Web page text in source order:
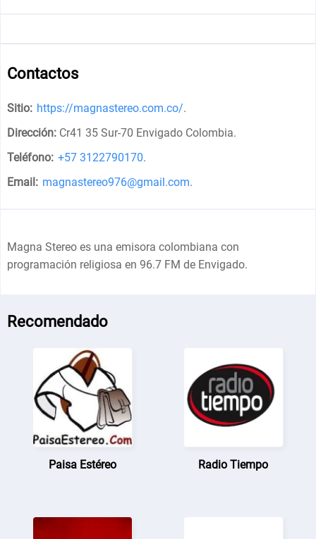
Contactos
Sitio: https://magnastereo.com.co/.
Dirección: Cr41 35 Sur-70 Envigado Colombia.
Teléfono: +57 3122790170.
Email: magnastereo976@gmail.com.
Magna Stereo es una emisora colombiana con
programación religiosa en 96.7 FM de Envigado.
Recomendado
Paisa Estéreo Radio Tiempo